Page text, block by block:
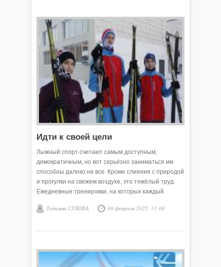
Идти к своей цели
Лыжный спорт считают самым доступным,
демократичным, но вот серьёзно заниматься им
способны далеко не все. Кроме слияния с природой
и прогулки на свежем воздухе, это тяжёлый труд.
Ежедневные тренировки, на которых каждый
такой труд надо уважать!
Татьяна СУХОВА 09 февраля 2025, 11:00